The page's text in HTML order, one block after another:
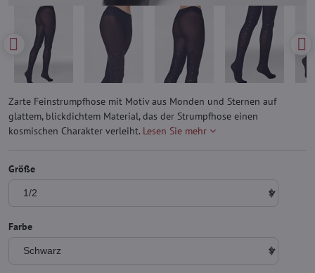
Zarte Feinstrumpfhose mit Motiv aus Monden und Sternen auf
glattem, blickdichtem Material, das der Strumpfhose einen
kosmischen Charakter verleiht. Lesen Sie mehr
Größe
Farbe